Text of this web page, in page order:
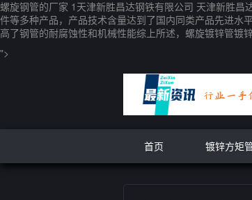
螺旋钢管的厂家 1天津新胜昌达钢铁有限公司 天津新胜
件等多种产品，产品技术含量达到了国内同类产品先进水
高了钢管的耐腐蚀性和机械性能综上所述，螺旋镀锌管镀
">
首页 镀锌方矩